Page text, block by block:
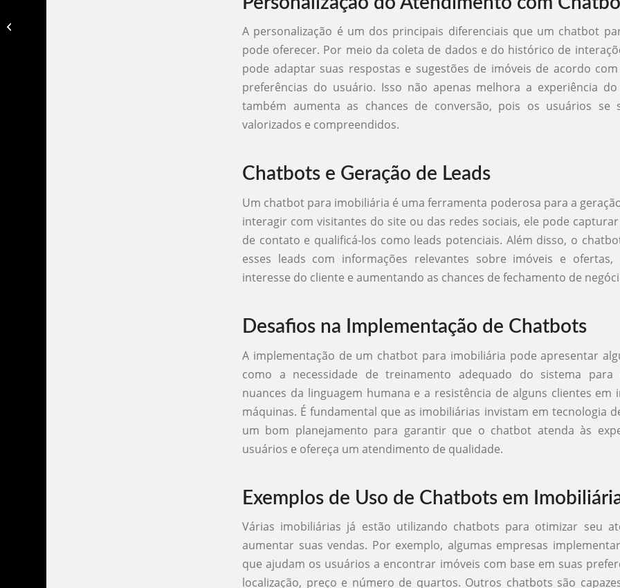
A personalização é um dos principais diferenciais que um chatbot
pode oferecer. Por meio da coleta de dados e do histórico de
pode adaptar suas respostas e sugestões de imóveis de acordo
preferências do usuário. Isso não apenas melhora a experiência
também aumenta as chances de conversão, pois os usuários se
valorizados e compreendidos.
Chatbots e Geração de Leads
Um chatbot para imobiliária é uma ferramenta poderosa para a
interagir com visitantes do site ou das redes sociais, ele pode
de contato e qualificá-los como leads potenciais. Além disso, o
esses leads com informações relevantes sobre imóveis e ofertas,
interesse do cliente e aumentando as chances de fechamento de
Desafios na Implementação de Chatbots
A implementação de um chatbot para imobiliária pode apresentar
como a necessidade de treinamento adequado do sistema para
nuances da linguagem humana e a resistência de alguns clientes em
máquinas. É fundamental que as imobiliárias invistam em tecnologia
um bom planejamento para garantir que o chatbot atenda às
usuários e ofereça um atendimento de qualidade.
Exemplos de Uso de Chatbots em
Várias imobiliárias já estão utilizando chatbots para otimizar seu
aumentar suas vendas. Por exemplo, algumas empresas
que ajudam os usuários a encontrar imóveis com base em suas
localização, preço e número de quartos. Outros chatbots são